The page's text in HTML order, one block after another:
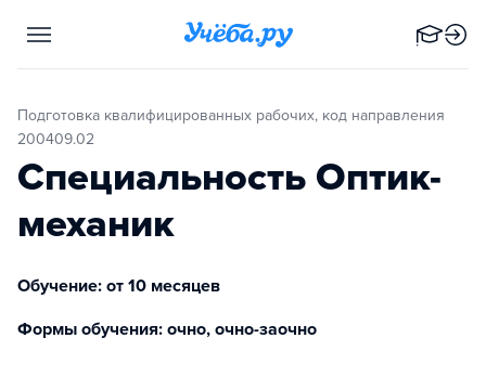
Подготовка квалифицированных рабочих, код направления
200409.02
Специальность Оптик-
механик
Обучение: от 10 месяцев
Формы обучения: очно, очно-заочно